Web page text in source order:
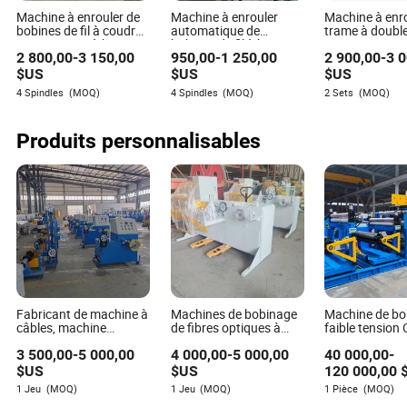
être mieux adaptées aux opérations à plus petite échelle
ou aux projets avec des spécifications uniques et
Q : Existe-t-il des différences de coût notables entre les
types de machines ?
R : Oui, les machines manuelles ont généralement un coût
initial plus bas, tandis que les machines automatiques,
bien que plus chères au départ, peuvent offrir des
économies de coûts grâce à l'efficacité et à la réduction
des coûts de main-d'œuvre dans les opérations à grande
échelle.
Q : Quel type de formation est requis pour l'utilisation
des machines de bobinage automatiques ?
R : Les opérateurs peuvent nécessiter une formation
spécialisée pour gérer la programmation et la
maintenance des machines de bobinage automatiques, ce
qui en fait un investissement plus technique par rapport à
leurs homologues manuels.
Machine à enrouler de
bobines de fil à coudre
automatique à haute
vitesse et précision,
vente en gros (KC522A)
2 800,00-3 150,00
$US
4 Spindles (MOQ)
Machine à enrouler
automatique de
bobines de fil à haute
efficacité, réenrouleur,
moteur servo, contrôle
intelligent (Kc212A)
950,00-1 250,00
$US
4 Spindles (MOQ)
Machine à
trame à
à fil de trame
2 900,00-3
$US
2 Sets (MOQ)
Produits personnalisables
Fabricant de machine à
câbles, machine
bobinage de moteur
électrique pour
l'emballage de bobines
de câbles
3 500,00-5 000,00
$US
1 Jeu (MOQ)
Machines de bobinage
de fibres optiques à
efficace
4 000,00-5 000,00
$US
1 Jeu (MOQ)
Machine de
faible tension
40 000,00-
120 000,00
1 Pièce (MOQ)